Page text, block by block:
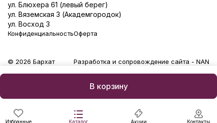
В корзину
Избранные Каталог Акции Контакты
ул. Блюхера 61 (левый берег)
ул. Вяземская 3 (Академгородок)
ул. Восход 3
КонфиденциальностьОферта
© 2026 Бархат Разработка и сопровождение сайта - NAN